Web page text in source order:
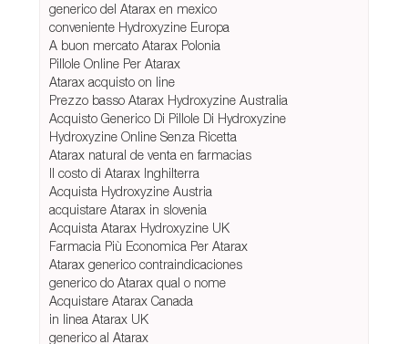
generico del Atarax en mexico
conveniente Hydroxyzine Europa
A buon mercato Atarax Polonia
Pillole Online Per Atarax
Atarax acquisto on line
Prezzo basso Atarax Hydroxyzine Australia
Acquisto Generico Di Pillole Di Hydroxyzine
Hydroxyzine Online Senza Ricetta
Atarax natural de venta en farmacias
Il costo di Atarax Inghilterra
Acquista Hydroxyzine Austria
acquistare Atarax in slovenia
Acquista Atarax Hydroxyzine UK
Farmacia Più Economica Per Atarax
Atarax generico contraindicaciones
generico do Atarax qual o nome
Acquistare Atarax Canada
in linea Atarax UK
generico al Atarax